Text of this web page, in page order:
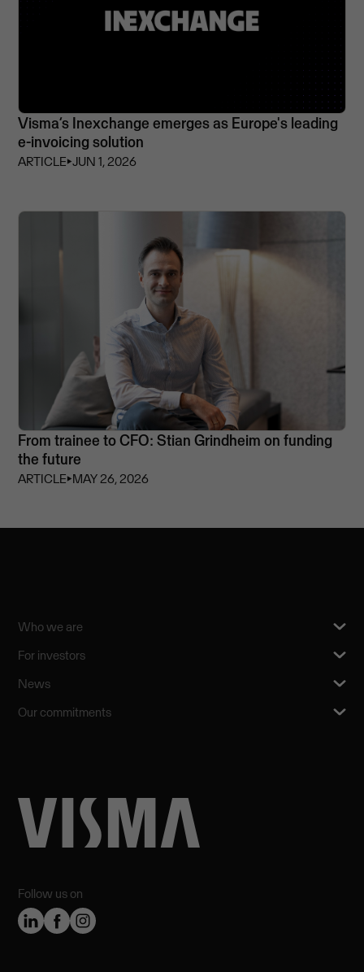
Visma’s Inexchange emerges as Europe's leading
e-invoicing solution
ARTICLE⏵JUN 1, 2026
From trainee to CFO: Stian Grindheim on funding
the future
ARTICLE⏵MAY 26, 2026
Follow us on
Who we are
For investors
News
Our commitments